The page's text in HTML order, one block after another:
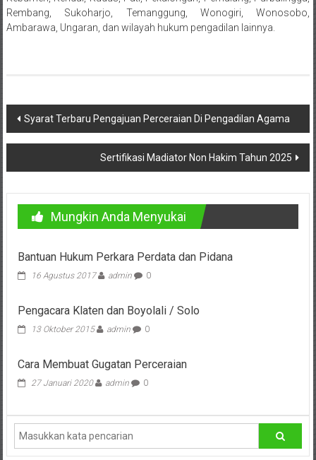
Kidul,
Balikpapan,
Jakarta
Tanggerang,
Purworejo,
Kebumen,
Purwodadi,
Wonogiri,
Pacitan,
Palembang,
Bandar
Rembang, Sukoharjo, Temanggung, Wonogiri, Wonosobo,
Ambarawa, Ungaran, dan wilayah hukum pengadilan lainnya.
Navigasi
pos
Syarat Terbaru Pengajuan Perceraian Di Pengadilan Agama
Sertifikasi Madiator Non Hakim Tahun 2025
Mungkin Anda Menyukai
Bantuan Hukum Perkara Perdata dan Pidana
16 Agustus 2017 admin 0
Pengacara Klaten dan Boyolali / Solo
13 Oktober 2015 admin 0
Cara Membuat Gugatan Perceraian
27 Januari 2020 admin 0